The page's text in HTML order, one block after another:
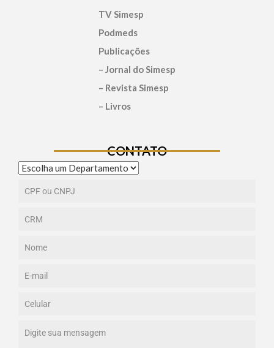
TV Simesp
Podmeds
Publicações
– Jornal do Simesp
– Revista Simesp
– Livros
CONTATO